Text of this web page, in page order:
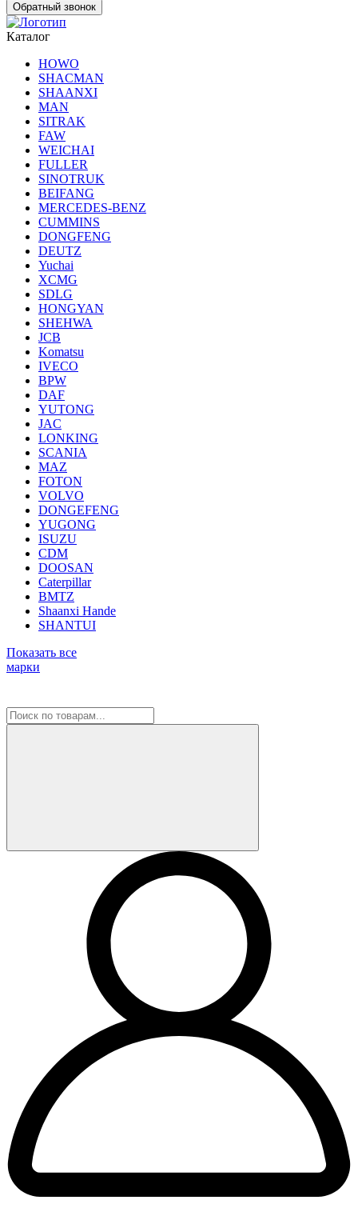
Обратный звонок
Каталог
HOWO
SHACMAN
SHAANXI
MAN
SITRAK
FAW
WEICHAI
FULLER
SINOTRUK
BEIFANG
MERCEDES-BENZ
CUMMINS
DONGFENG
DEUTZ
Yuchai
XCMG
SDLG
HONGYAN
SHEHWA
JCB
Komatsu
IVECO
BPW
DAF
YUTONG
JAC
LONKING
SCANIA
MAZ
FOTON
VOLVO
DONGEFENG
YUGONG
ISUZU
CDM
DOOSAN
Caterpillar
BMTZ
Shaanxi Hande
SHANTUI
Показать все
марки